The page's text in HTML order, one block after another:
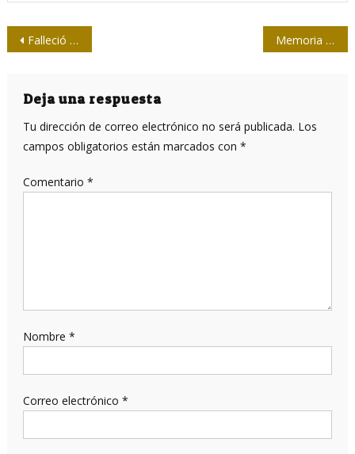
Navegación
entradas
Falleció Roberto Ortiz , profesional emblemático de la prensa en Holguín Memoria y justicia para Hubert de Blanck
Deja una respuesta
Tu dirección de correo electrónico no será publicada. Los
campos obligatorios están marcados con *
Comentario *
Nombre *
Correo electrónico *